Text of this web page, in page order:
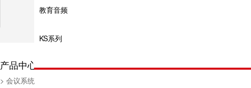
教育音频
KS系列
产品中心
> 会议系统